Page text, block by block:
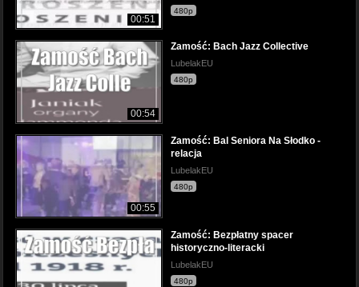
00:51
480p
00:54
Zamość: Bach Jazz Collective
LubelakEU
480p
00:55
Zamość: Bal Seniora Na Słodko -
relacja
LubelakEU
480p
Zamość: Bezpłatny spacer
historyczno-literacki
LubelakEU
480p